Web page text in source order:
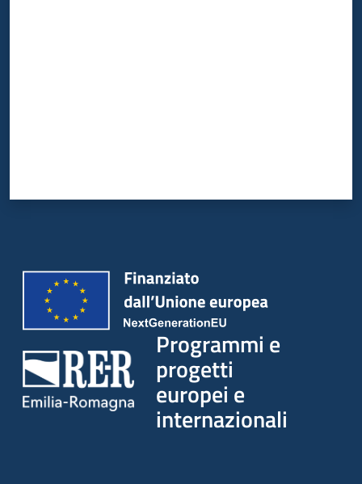
Programmi e
progetti
europei e
internazionali